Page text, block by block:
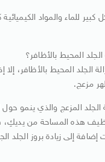
كبير للماء والمواد
المحيط بالأظافر؟
الجلد المحيط بالأظافر، إلا
مزعج.
الجلد المزعج والذي ينمو حول
هذه المساحة من يديكِ،
إلى زيادة بروز الجلد